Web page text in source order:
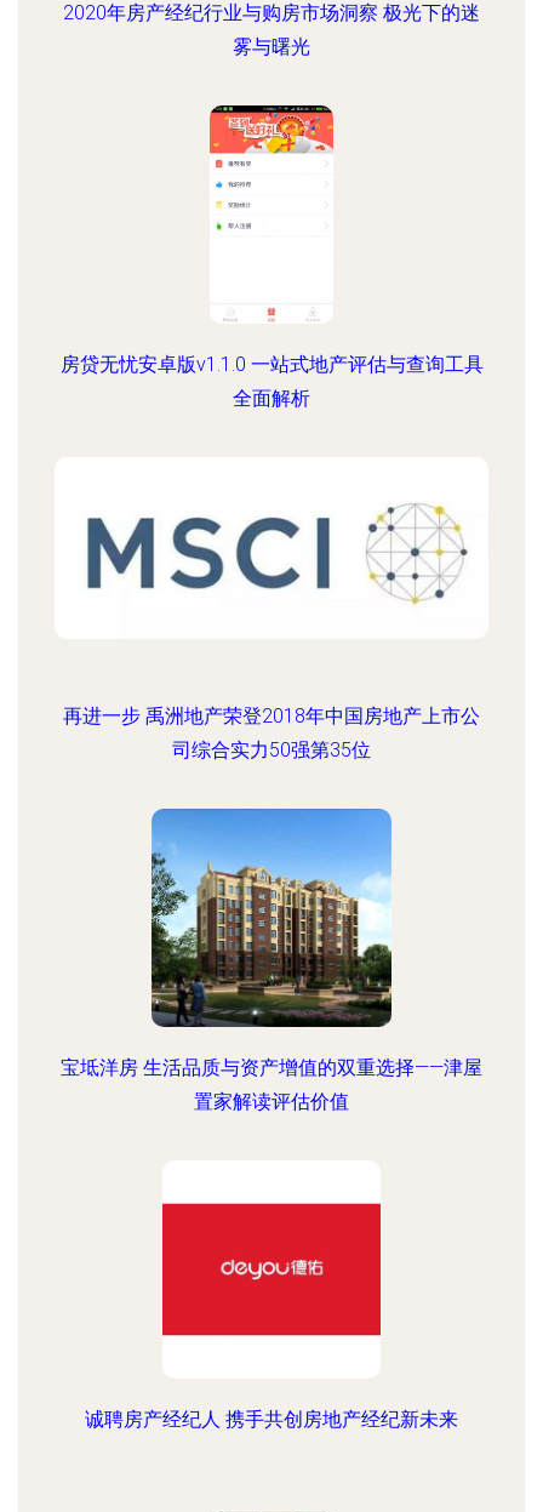
2020年房产经纪行业与购房市场洞察 极光下的迷
雾与曙光
房贷无忧安卓版v1.1.0 一站式地产评估与查询工具
全面解析
再进一步 禹洲地产荣登2018年中国房地产上市公
司综合实力50强第35位
宝坻洋房 生活品质与资产增值的双重选择——津屋
置家解读评估价值
诚聘房产经纪人 携手共创房地产经纪新未来